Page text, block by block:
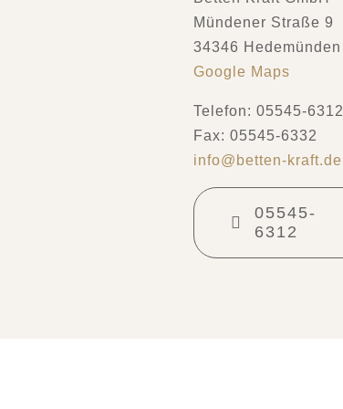
Mündener Straße 9
34346 Hedemünden
Google Maps
Telefon: 05545-6312
Fax: 05545-6332
info@betten-kraft.de
05545-
6312